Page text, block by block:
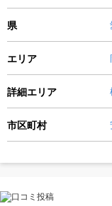
県
エリア
詳細エリア
市区町村